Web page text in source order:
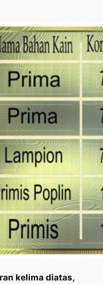
kelima diatas,